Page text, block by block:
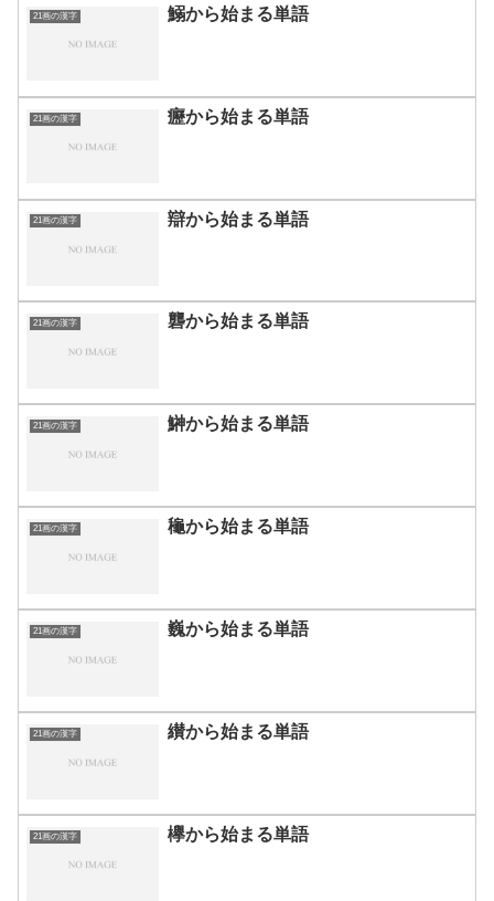
21画の漢字 鰯から始まる単語
21画の漢字 癧から始まる単語
21画の漢字 辯から始まる単語
21画の漢字 礱から始まる単語
21画の漢字 鰰から始まる単語
21画の漢字 龝から始まる単語
21画の漢字 巍から始まる単語
21画の漢字 纉から始まる単語
21画の漢字 欅から始まる単語